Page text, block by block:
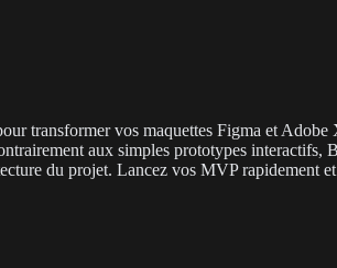
transformer vos maquettes Figma et
aux simples prototypes
du projet. Lancez vos MVP rapidement